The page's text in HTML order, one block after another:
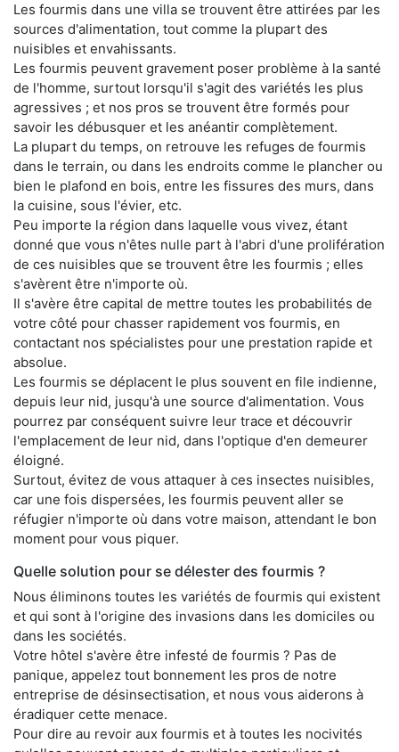
Les fourmis dans une villa se trouvent être attirées par les
sources d'alimentation, tout comme la plupart des
nuisibles et envahissants.
Les fourmis peuvent gravement poser problème à la santé
de l'homme, surtout lorsqu'il s'agit des variétés les plus
agressives ; et nos pros se trouvent être formés pour
savoir les débusquer et les anéantir complètement.
La plupart du temps, on retrouve les refuges de fourmis
dans le terrain, ou dans les endroits comme le plancher ou
bien le plafond en bois, entre les fissures des murs, dans
la cuisine, sous l'évier, etc.
Peu importe la région dans laquelle vous vivez, étant
donné que vous n'êtes nulle part à l'abri d'une prolifération
de ces nuisibles que se trouvent être les fourmis ; elles
s'avèrent être n'importe où.
Il s'avère être capital de mettre toutes les probabilités de
votre côté pour chasser rapidement vos fourmis, en
contactant nos spécialistes pour une prestation rapide et
absolue.
Les fourmis se déplacent le plus souvent en file indienne,
depuis leur nid, jusqu'à une source d'alimentation. Vous
pourrez par conséquent suivre leur trace et découvrir
l'emplacement de leur nid, dans l'optique d'en demeurer
éloigné.
Surtout, évitez de vous attaquer à ces insectes nuisibles,
car une fois dispersées, les fourmis peuvent aller se
réfugier n'importe où dans votre maison, attendant le bon
moment pour vous piquer.
Quelle solution pour se délester des fourmis ?
Nous éliminons toutes les variétés de fourmis qui existent
et qui sont à l'origine des invasions dans les domiciles ou
dans les sociétés.
Votre hôtel s'avère être infesté de fourmis ? Pas de
panique, appelez tout bonnement les pros de notre
entreprise de désinsectisation, et nous vous aiderons à
éradiquer cette menace.
Pour dire au revoir aux fourmis et à toutes les nocivités